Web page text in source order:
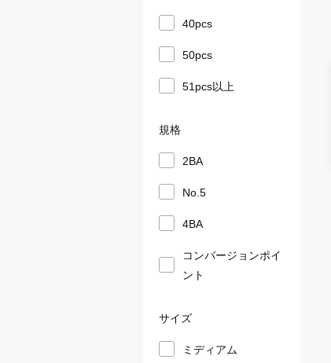
40pcs
50pcs
51pcs以上
規格
2BA
No.5
4BA
コンバージョンポイ
ント
サイズ
ミディアム